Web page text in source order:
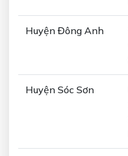
Huyện Đông Anh
Huyện Sóc Sơn